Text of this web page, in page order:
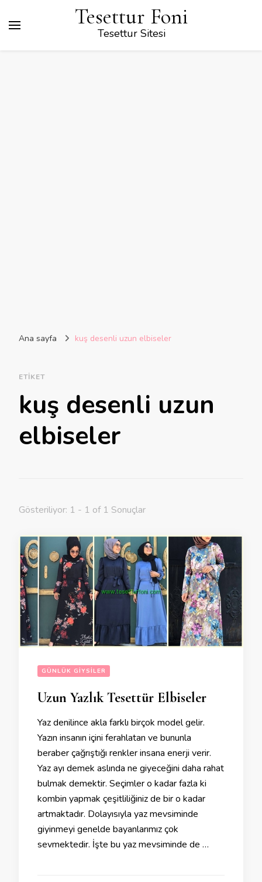
Tesettur Foni
Tesettur Sitesi
Ana sayfa kuş desenli uzun elbiseler
ETIKET
kuş desenli uzun
elbiseler
Gösteriliyor: 1 - 1 of 1 Sonuçlar
GÜNLÜK GIYSILER
Uzun Yazlık Tesettür Elbiseler
Yaz denilince akla farklı birçok model gelir.
Yazın insanın içini ferahlatan ve bununla
beraber çağrıştığı renkler insana enerji verir.
Yaz ayı demek aslında ne giyeceğini daha rahat
bulmak demektir. Seçimler o kadar fazla ki
kombin yapmak çeşitliliğiniz de bir o kadar
artmaktadır. Dolayısıyla yaz mevsiminde
giyinmeyi genelde bayanlarımız çok
sevmektedir. İşte bu yaz mevsiminde de …